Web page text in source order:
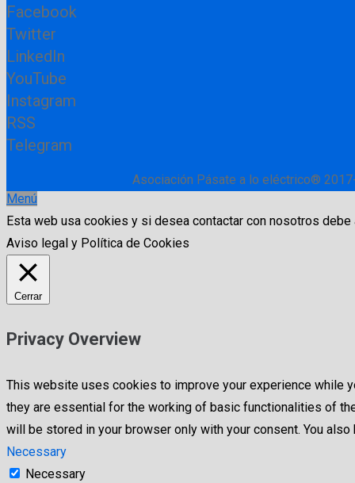
Facebook
Twitter
LinkedIn
YouTube
Instagram
RSS
Telegram
Asociación Pásate a lo eléctrico®
Menú
Esta web usa cookies y si desea contactar con nosotros
Aviso legal y Política de Cookies
Cerrar
Privacy Overview
This website uses cookies to improve your experience while
they are essential for the working of basic functionalities of
will be stored in your browser only with your consent. You
Necessary
Necessary